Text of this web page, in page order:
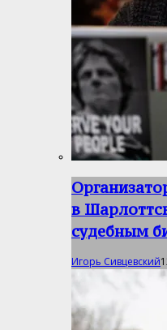
в
судебным
Игорь Сивцевский